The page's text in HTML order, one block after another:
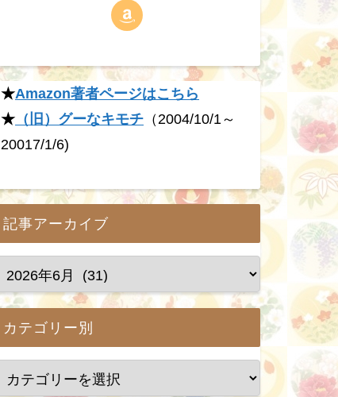
★Amazon著者ページはこちら
★ （旧）グーなキモチ （2004/10/1～
20017/1/6)
記事アーカイブ
カテゴリー別